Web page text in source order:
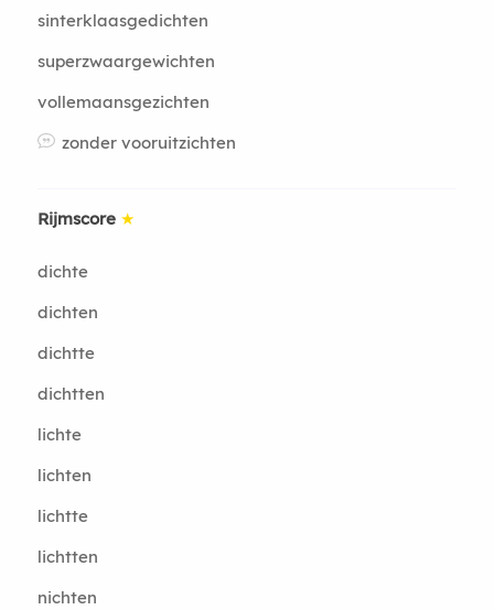
sinterklaasgedichten
superzwaargewichten
vollemaansgezichten
zonder vooruitzichten
Rijmscore ★
dichte
dichten
dichtte
dichtten
lichte
lichten
lichtte
lichtten
nichten